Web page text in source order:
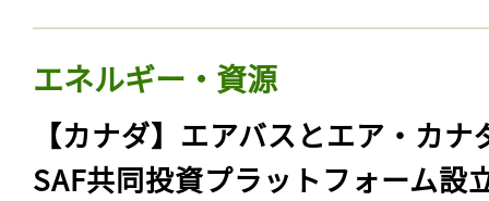
エネルギー・資源
【カナダ】エアバスとエア・カナ
SAF共同投資プラットフォーム設